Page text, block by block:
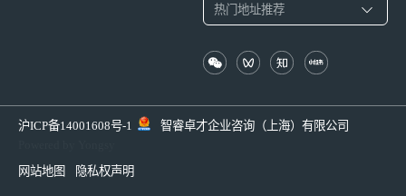
沪ICP备14001608号-1
智睿卓才企业咨询（上海）有限公司
网站地图
隐私权声明